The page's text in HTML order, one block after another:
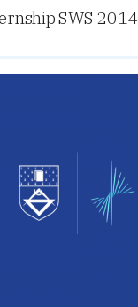
SWS 2014